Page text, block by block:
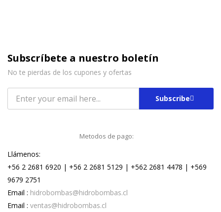
Subscríbete a nuestro boletín
No te pierdas de los cupones y ofertas
Subscribe
Metodos de pago:
Llámenos:
+56 2 2681 6920 | +56 2 2681 5129 | +562 2681 4478 | +569
9679 2751
Email : hidrobombas@hidrobombas.cl
Email : ventas@hidrobombas.cl